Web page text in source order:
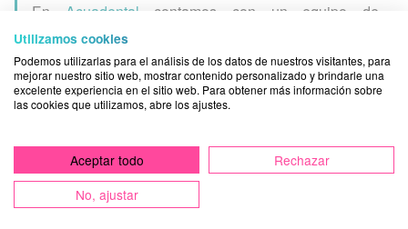
En Acuadental contamos con un equipo de
profesionales dedicados a tu bienestar. Estamos
comprometidos a brindarte la atención de calidad que
te mereces para mantener tu sonrisa sana y brillante.
Siempre que lo necesites, aquí nos tendrás
Utilizamos cookies
Podemos utilizarlas para el análisis de los datos de nuestros visitantes, para
mejorar nuestro sitio web, mostrar contenido personalizado y brindarle una
excelente experiencia en el sitio web. Para obtener más información sobre
las cookies que utilizamos, abre los ajustes.
Aceptar todo
Rechazar
No, ajustar